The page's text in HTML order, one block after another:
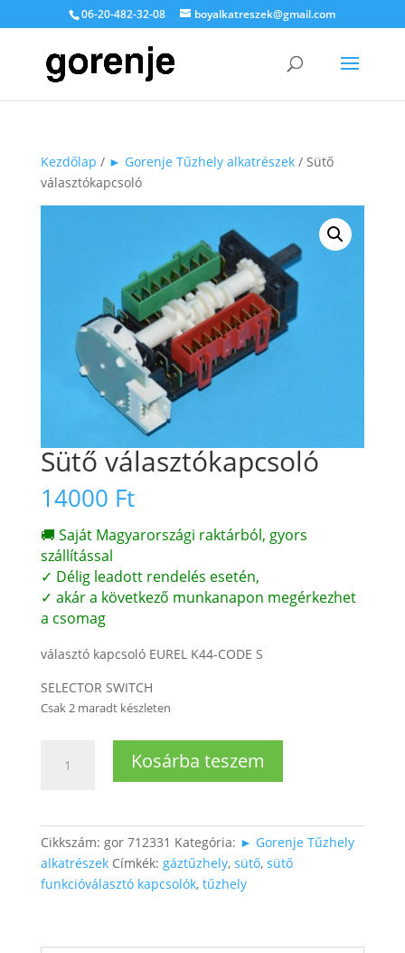
06-20-482-32-08 boyalkatreszek@gmail.com
Kezdőlap / ► Gorenje Tűzhely alkatrészek/ Sütő
választókapcsoló
Sütő választókapcsoló
14000 Ft
🚚 Saját Magyarországi raktárból, gyors
szállítással
✓ Délig leadott rendelés esetén,
✓ akár a következő munkanapon megérkezhet
a csomag
választó kapcsoló EUREL K44-CODE S
SELECTOR SWITCH
Csak 2 maradt készleten
választókapcsolóKosárba teszem
Cikkszám: gor 712331 Kategória: ► Gorenje Tűzhely
alkatrészek Címkék: gáztűzhely, sütő, sütő
funkcióválasztó kapcsolók, tűzhely